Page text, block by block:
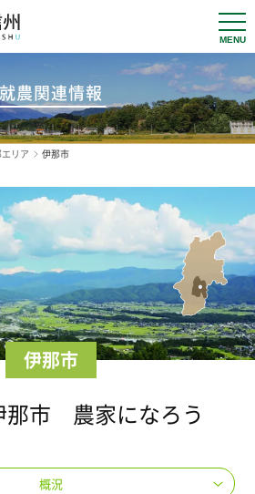
t
o
l
e
n
a
v
o
就農関連情報
リア 伊那市
伊那市
那市 農家になろう
概況